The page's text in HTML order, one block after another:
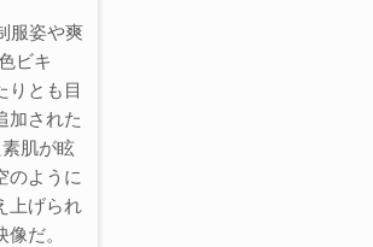
服姿や爽
ビキ
りとも目
加された
肌が眩
のように
上げられ
だ。